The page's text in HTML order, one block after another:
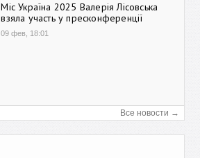
Міс Україна 2025 Валерія Лісовська
взяла участь у пресконференції
09 фев, 18:01
Все новости →